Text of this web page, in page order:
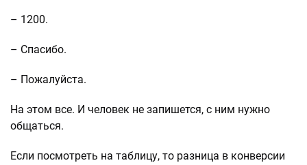
– 1200.
– Спасибо.
– Пожалуйста.
На этом все. И человек не запишется, с ним нужно
общаться.
Если посмотреть на таблицу, то разница в конверсии